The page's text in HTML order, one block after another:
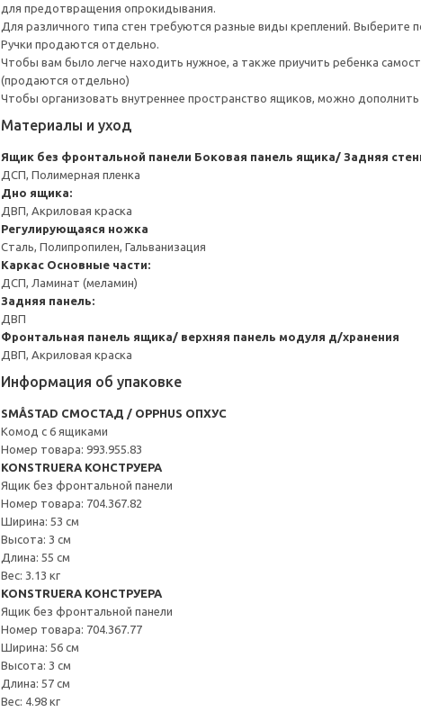
для предотвращения опрокидывания.
Для различного типа стен требуются разные виды креплений.
Ручки продаются отдельно.
Чтобы вам было легче находить нужное, а также приучить ребенка
(продаются отдельно)
Чтобы организовать внутреннее пространство ящиков, можно
Материалы и уход
Ящик без фронтальной панели Боковая панель ящика/ Задняя
ДСП, Полимерная пленка
Дно ящика:
ДВП, Акриловая краска
Регулирующаяся ножка
Сталь, Полипропилен, Гальванизация
Каркас Основные части:
ДСП, Ламинат (меламин)
Задняя панель:
ДВП
Фронтальная панель ящика/ верхняя панель модуля д/хранения
ДВП, Акриловая краска
Информация об упаковке
SMÅSTAD СМОСТАД / OPPHUS ОПХУС
Комод с 6 ящиками
Номер товара: 993.955.83
KONSTRUERA КОНСТРУЕРА
Ящик без фронтальной панели
Номер товара: 704.367.82
Ширина: 53 см
Высота: 3 см
Длина: 55 см
Вес: 3.13 кг
KONSTRUERA КОНСТРУЕРА
Ящик без фронтальной панели
Номер товара: 704.367.77
Ширина: 56 см
Высота: 3 см
Длина: 57 см
Вес: 4.98 кг